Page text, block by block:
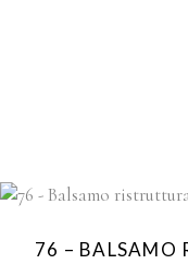
76 – BALSAMO